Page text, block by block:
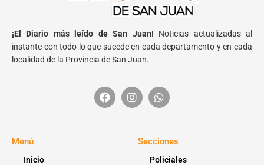
¡El Diario más leído de San Juan! Noticias actualizadas al
instante con todo lo que sucede en cada departamento y en cada
localidad de la Provincia de San Juan.
Menú
Inicio
Secciones
Policiales